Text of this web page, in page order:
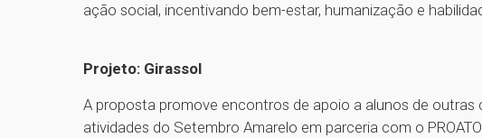
ação social, incentivando bem-estar, humanização e
Projeto: Girassol
A proposta promove encontros de apoio a alunos de
atividades do Setembro Amarelo em parceria com o